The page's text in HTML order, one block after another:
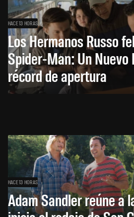
HACE 13 HORAS
Los Hermanos Russo
Spider-Man: Un Nuevo
récord de apertura
HACE 13 HORAS
Adam Sandler reúne a